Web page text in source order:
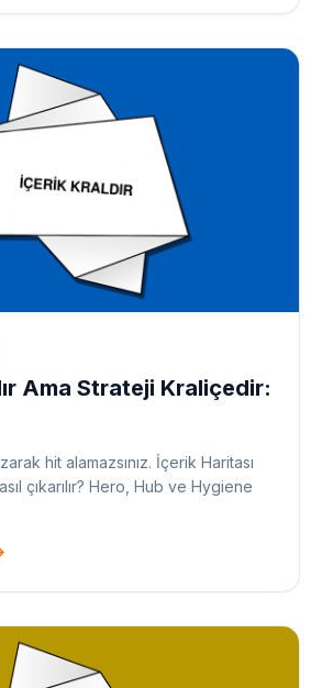
Ama Strateji Kraliçedir:
hit alamazsınız. İçerik Haritası
çıkarılır? Hero, Hub ve Hygiene